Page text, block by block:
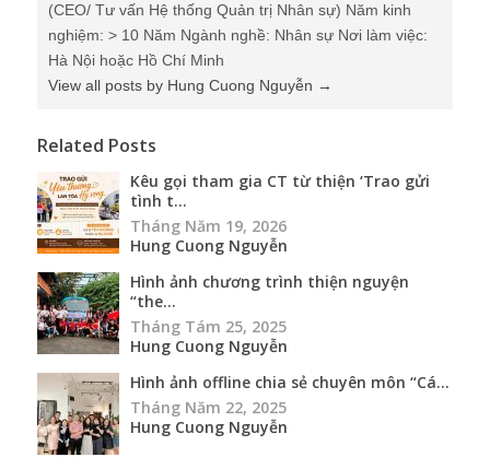
(CEO/ Tư vấn Hệ thống Quản trị Nhân sự) Năm kinh
nghiệm: > 10 Năm Ngành nghề: Nhân sự Nơi làm việc:
Hà Nội hoặc Hồ Chí Minh
View all posts by Hung Cuong Nguyễn →
Related Posts
Kêu gọi tham gia CT từ thiện ‘Trao gửi
tình t...
Tháng Năm 19, 2026
Hung Cuong Nguyễn
Hình ảnh chương trình thiện nguyện
“the...
Tháng Tám 25, 2025
Hung Cuong Nguyễn
Hình ảnh offline chia sẻ chuyên môn “Cá...
Tháng Năm 22, 2025
Hung Cuong Nguyễn